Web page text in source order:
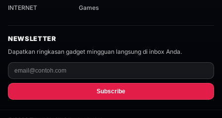
INTERNET
Games
NEWSLETTER
Dapatkan ringkasan gadget mingguan langsung di inbox Anda.
Subscribe